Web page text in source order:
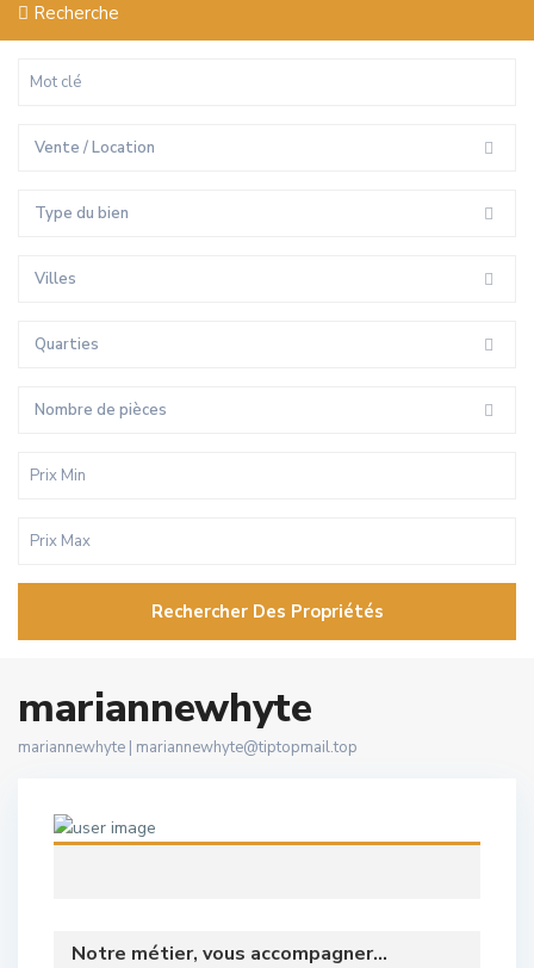
Recherche
Vente / Location
Type du bien
Villes
Quarties
Nombre de pièces
Rechercher Des Propriétés
mariannewhyte
mariannewhyte | mariannewhyte@tiptopmail.top
Notre métier, vous accompagner...